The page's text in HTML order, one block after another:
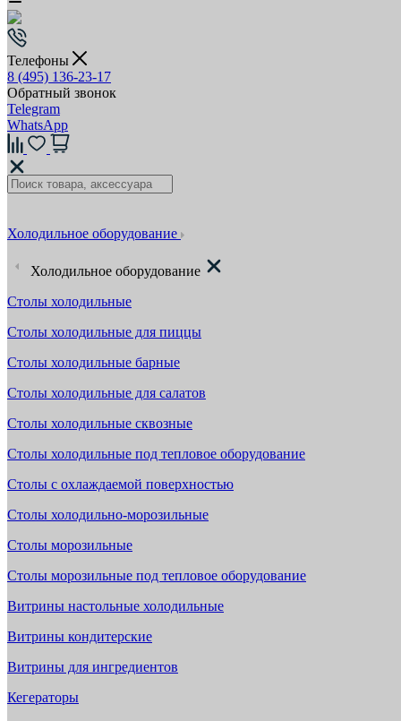
Телефоны
8 (495) 136-23-17
Обратный звонок
Telegram
WhatsApp
Холодильное оборудование
Холодильное оборудование
Столы холодильные
Столы холодильные для пиццы
Столы холодильные барные
Столы холодильные для салатов
Столы холодильные сквозные
Столы холодильные под тепловое оборудование
Столы с охлаждаемой поверхностью
Столы холодильно-морозильные
Столы морозильные
Столы морозильные под тепловое оборудование
Витрины настольные холодильные
Витрины кондитерские
Витрины для ингредиентов
Кегераторы